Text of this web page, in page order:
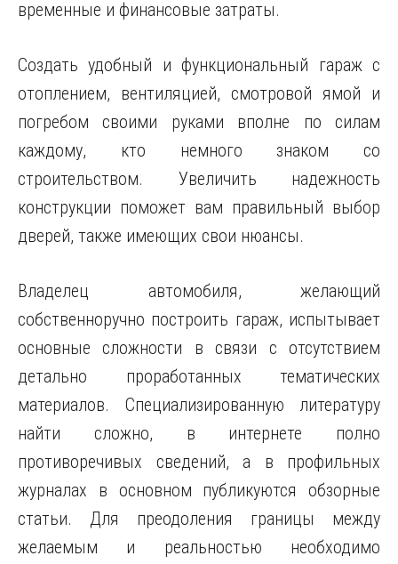
временные и финансовые затраты.
Создать удобный и функциональный гараж с
отоплением, вентиляцией, смотровой ямой и
погребом своими руками вполне по силам
каждому, кто немного знаком со
строительством. Увеличить надежность
конструкции поможет вам правильный выбор
дверей, также имеющих свои нюансы.
Владелец автомобиля, желающий
собственноручно построить гараж, испытывает
основные сложности в связи с отсутствием
детально проработанных тематических
материалов. Специализированную литературу
найти сложно, в интернете полно
противоречивых сведений, а в профильных
журналах в основном публикуются обзорные
статьи. Для преодоления границы между
желаемым и реальностью необходимо